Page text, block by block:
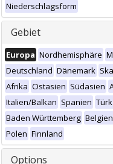
Niederschlagsform
Gebiet
Europa Nordhemisphäre
Deutschland Dänemark
Afrika Ostasien Südasien
Italien/Balkan Spanien
Baden Württemberg Belgien
Polen Finnland
Options